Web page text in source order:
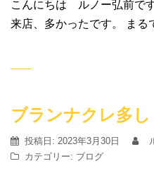
こんにちは ルノー弘前で
来店、多かったです。 ま
ブランナクレ多し
投稿日: 2023年3月30日
カテゴリー: ブログ